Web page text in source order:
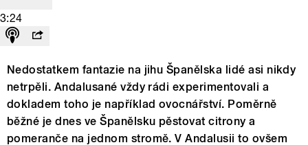
3:24
Nedostatkem fantazie na jihu Španělska lidé asi nikdy
netrpěli. Andalusané vždy rádi experimentovali a
dokladem toho je například ovocnářství. Poměrně
běžné je dnes ve Španělsku pěstovat citrony a
pomeranče na jednom stromě. V Andalusii to ovšem